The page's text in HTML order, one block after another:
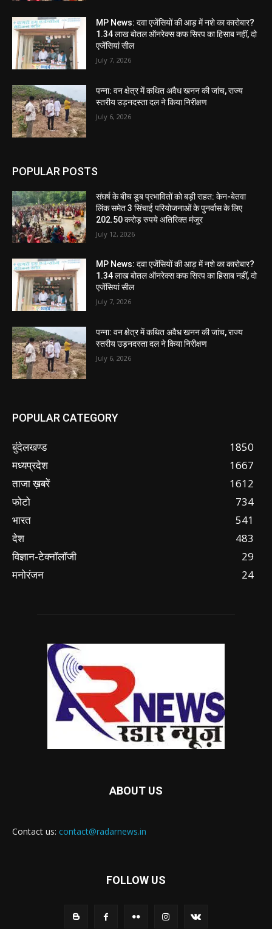
MP News: दवा एजेंसियों की आड़ में नशे का कारोबार?
1.34 लाख बोतल ऑनरेक्स कफ सिरप का हिसाब नहीं, दो
एजेंसियां सील
July 7, 2026
पन्ना: वन क्षेत्र में कथित अवैध खनन की जांच, राज्य
स्तरीय उड़नदस्ता दल ने किया निरीक्षण
July 6, 2026
POPULAR POSTS
संघर्ष के बीच डूब प्रभावितों को बड़ी राहत: केन-बेतवा
लिंक समेत 3 सिंचाई परियोजनाओं के पुनर्वास के लिए
202.50 करोड़ रुपये अतिरिक्त मंजूर
July 12, 2026
MP News: दवा एजेंसियों की आड़ में नशे का कारोबार?
1.34 लाख बोतल ऑनरेक्स कफ सिरप का हिसाब नहीं, दो
एजेंसियां सील
July 7, 2026
पन्ना: वन क्षेत्र में कथित अवैध खनन की जांच, राज्य
स्तरीय उड़नदस्ता दल ने किया निरीक्षण
July 6, 2026
POPULAR CATEGORY
बुंदेलखण्ड
1850
मध्यप्रदेश
1667
ताजा ख़बरें
1612
फोटो
734
भारत
541
देश
483
विज्ञान-टेक्नॉलॉजी
29
मनोरंजन
24
ABOUT US
Contact us: contact@radarnews.in
FOLLOW US